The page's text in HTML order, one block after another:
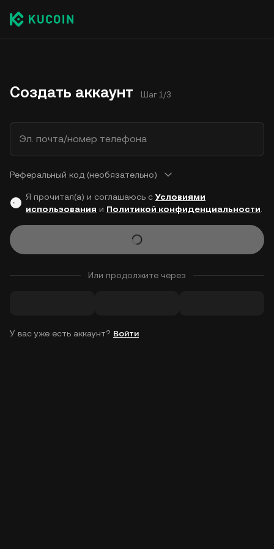
Создать аккаунт Шаг 1/3
Эл. почта/номер телефона
Реферальный код (необязательно)
Я прочитал(а) и соглашаюсь с Условиями
использования и Политикой конфиденциальности
Или продолжите через
У вас уже есть аккаунт? Войти